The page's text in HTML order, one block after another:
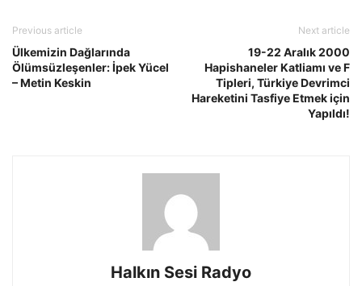
Previous article
Ülkemizin Dağlarında
Ölümsüzleşenler: İpek Yücel
– Metin Keskin
Next article
19-22 Aralık 2000
Hapishaneler Katliamı ve F
Tipleri, Türkiye Devrimci
Hareketini Tasfiye Etmek için
Yapıldı!
Halkın Sesi Radyo